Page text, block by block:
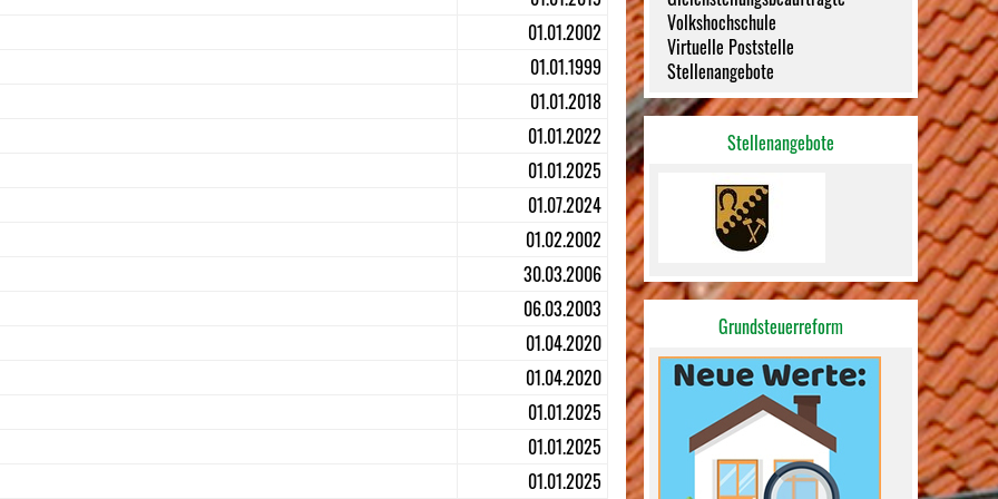
01.01.2002
01.01.1999
01.01.2018
01.01.2022
01.01.2025
01.07.2024
01.02.2002
30.03.2006
06.03.2003
01.04.2020
01.04.2020
01.01.2025
01.01.2025
01.01.2025
Volkshochschule
Virtuelle Poststelle
Stellenangebote
Stellenangebote
Grundsteuerreform